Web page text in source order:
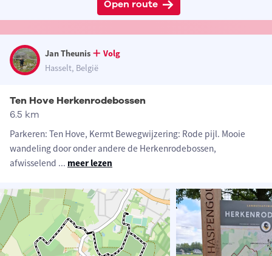
Open route
Jan Theunis
Volg
Hasselt, België
Ten Hove Herkenrodebossen
6.5 km
Parkeren: Ten Hove, Kermt Bewegwijzering: Rode pijl. Mooie
wandeling door onder andere de Herkenrodebossen,
afwisselend ... meer lezen